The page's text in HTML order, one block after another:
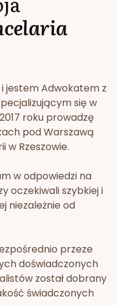
jestem Adwokatem z
się w
roku prowadzę
pod Warszawą
w Rzeszowie.
w odpowiedzi na
oczekiwali szybkiej i
niezależnie od
przeze
doświadczonych
został dobrany
świadczonych